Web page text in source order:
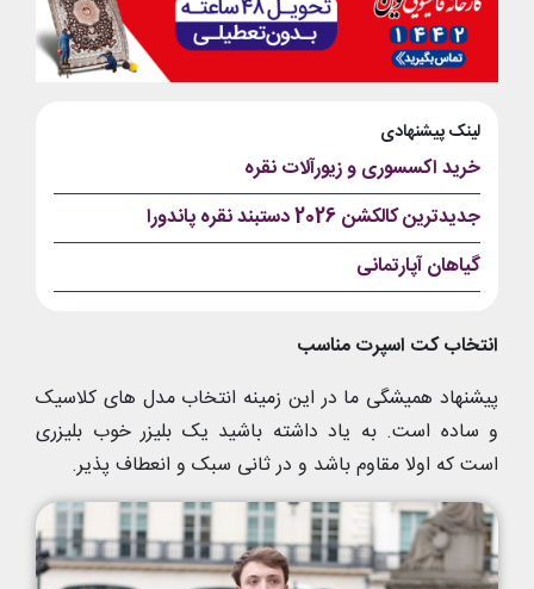
لینک پیشنهادی
خرید اکسسوری و زیورآلات نقره
جدیدترین کالکشن 2026 دستبند نقره پاندورا
گیاهان آپارتمانی
انتخاب کت اسپرت مناسب
پیشنهاد همیشگی ما در این زمینه انتخاب مدل های کلاسیک
و ساده است. به یاد داشته باشید یک بلیزر خوب بلیزری
است که اولا مقاوم باشد و در ثانی سبک و انعطاف پذیر.